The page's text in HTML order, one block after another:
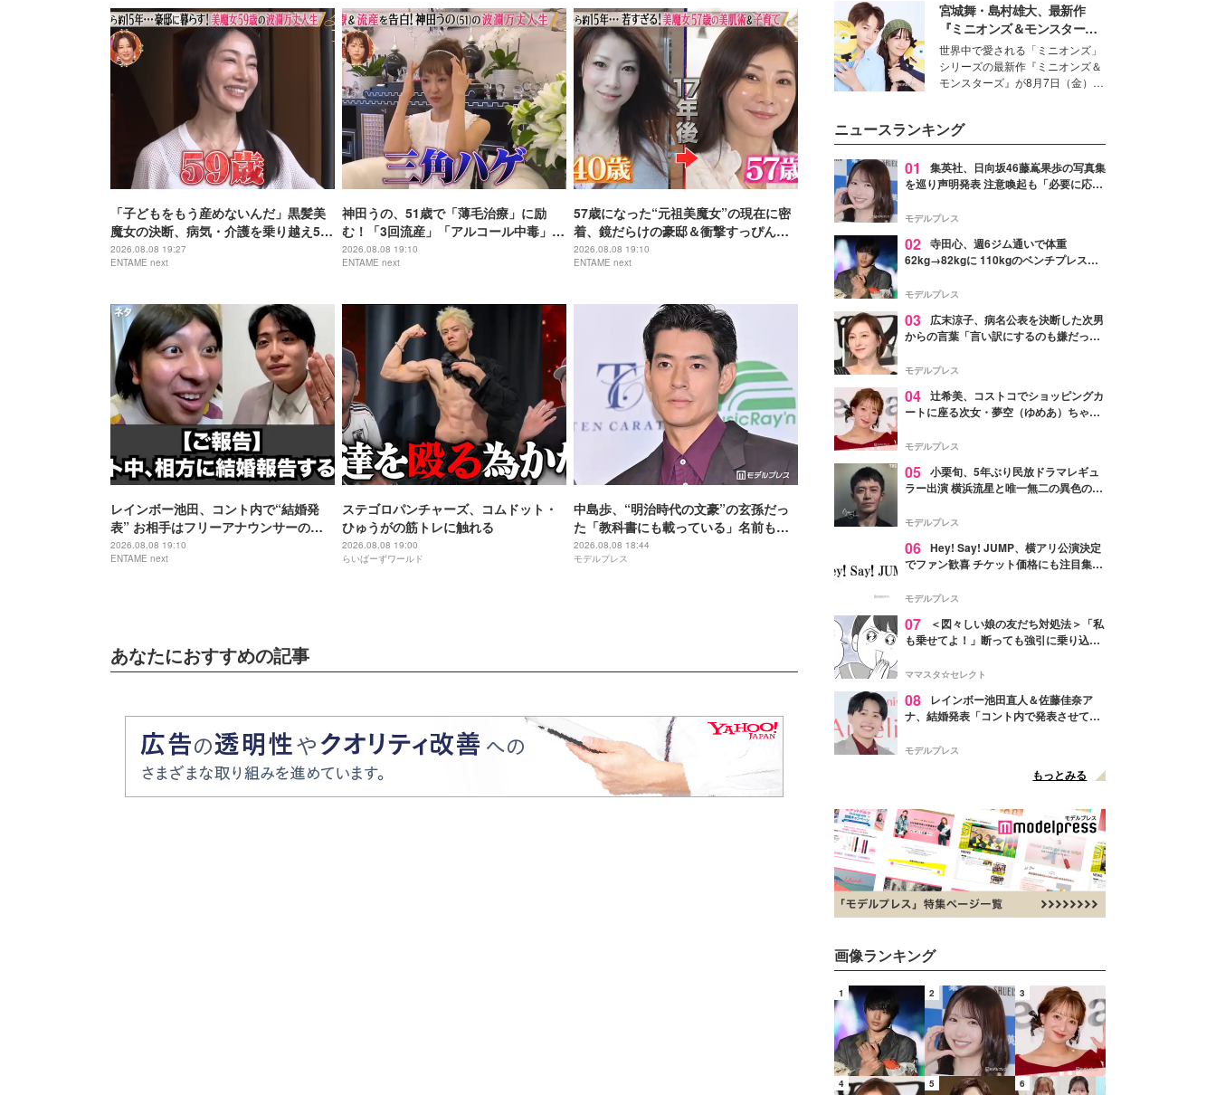
「子どもをもう産めないんだ」黒髪美
魔女の決断、病気・介護を乗り越え56
歳で“おばあちゃん”に
2026.08.08 19:27
ENTAME next
神田うの、51歳で「薄毛治療」に励
む！「3回流産」「アルコール中毒」自
身の過去を赤裸々告白
2026.08.08 19:10
ENTAME next
57歳になった“元祖美魔女”の現在に密
着、鏡だらけの豪邸＆衝撃すっぴん姿
を披露
2026.08.08 19:10
ENTAME next
レインボー池田、コント内で“結婚発
表” お相手はフリーアナウンサーの佐
藤佳奈
2026.08.08 19:10
ENTAME next
ステゴロパンチャーズ、コムドット・
ひゅうがの筋トレに触れる
2026.08.08 19:00
らいばーずワールド
中島歩、“明治時代の文豪”の玄孫だっ
た「教科書にも載っている」名前も先
祖に由来
2026.08.08 18:44
モデルプレス
あなたにおすすめの記事
ションの完成度を高めるベースと
して、“髪そのものの美しさ”に改
めて注目する人が増えている様
子。今回は、そんな憧れの艶やか
な髪を日常で叶える、美容好きの
女性たちのヘアケア事情を紹介し
宮城舞・島村雄大、最新作
『ミニオンズ＆モンスター
ズ』の魅力熱弁 ハチャメチャ
だけじゃない“友情と絆”に感
動
世界中で愛される「ミニオンズ」
シリーズの最新作『ミニオンズ＆
モンスターズ』が8月7日（金）に
デルの宮城舞と島村雄大の特別対
談をお届け！それぞれの視点か
ら、今作ならではの魅力や予想外
の感動をもたらす奥深いストーリ
た。
ニュースランキング
01
集英社、日向坂46藤嶌果歩の写真集
を巡り声明発表 注意喚起も「必要に応じ
モデルプレス
02 寺田心、週6ジム通いで体重
62kg→82kgに 110kgのベンチプレス持
「かっこいい」と反響
モデルプレス
03
広末涼子、病名公表を決断した次男
からの言葉「言い訳にするのも嫌だっ
モデルプレス
04 辻希美、コストコでショッピングカ
ートに座る次女・夢空（ゆめあ）ちゃん
ぎ」「成長を感じる」の声
モデルプレス
05 小栗旬、5年ぶり民放ドラマレギュ
ラー出演 横浜流星と唯一無二の異色のバ
モデルプレス
06 Hey! Say! JUMP、横アリ公演決定
でファン歓喜 チケット価格にも注目集ま
モデルプレス
07
＜図々しい娘の友だち対処法＞「私
も乗せてよ！」断っても強引に乗り込ん
ママスタ☆セレクト
08
レインボー池田直人＆佐藤佳奈ア
ナ、結婚発表「コント内で発表させてい
点変更のため
モデルプレス
もっとみる
画像ランキング
1 2 3
4 5 6